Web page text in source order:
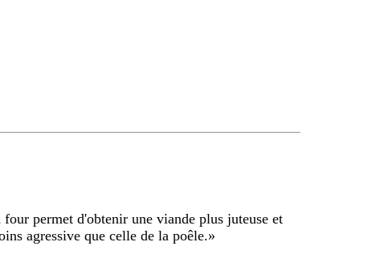
permet d'obtenir une viande plus juteuse et
agressive que celle de la poêle.»